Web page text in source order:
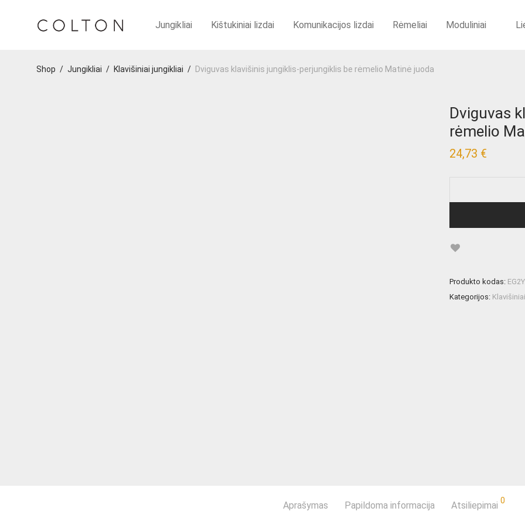
Jungikliai Kištukiniai lizdai Komunikacijos lizdai Rėmeliai Moduliniai
Shop / Jungikliai / Klavišiniai jungikliai / Dviguvas klavišinis jungiklis-perjungiklis be rėmelio Matinė juoda
Dviguvas
rėmelio
24,73 €
Produkto kodas:
Kategorijos:
Aprašymas Papildoma informacija Atsiliepimai 0